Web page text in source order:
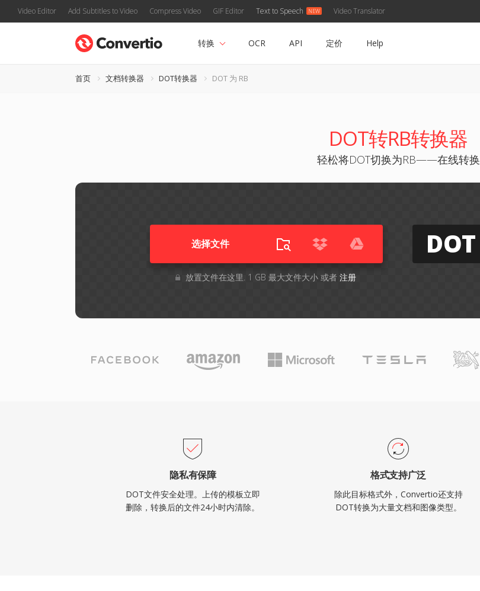
Video Editor Add Subtitles to Video Compress Video GIF Editor Text to Speech Video Translator
转换 OCR API 定价 Help
首页 文档转换器 DOT转换器 DOT 为 RB
DOT转RB转换器
轻松将DOT切换为RB——在线转换
选择文件
放置文件在这里. 1 GB 最大文件大小 或者 注册
DOT
隐私有保障
DOT文件安全处理。上传的模板立即
删除，转换后的文件24小时内清除。
格式支持广泛
除此目标格式外，Convertio还支持
DOT转换为大量文档和图像类型。